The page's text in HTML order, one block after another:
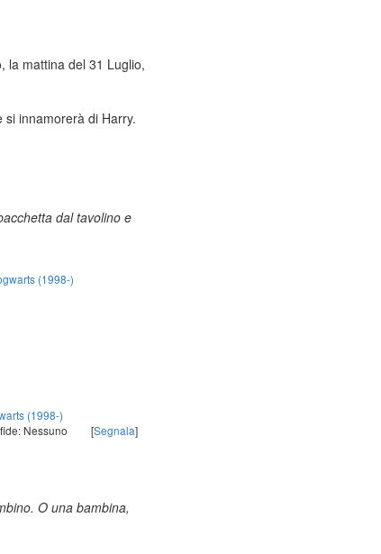
la mattina del 31 Luglio,
innamorerà di Harry.
dal tavolino e
(1998-)
(1998-)
Nessuno [Segnala]
O una bambina,